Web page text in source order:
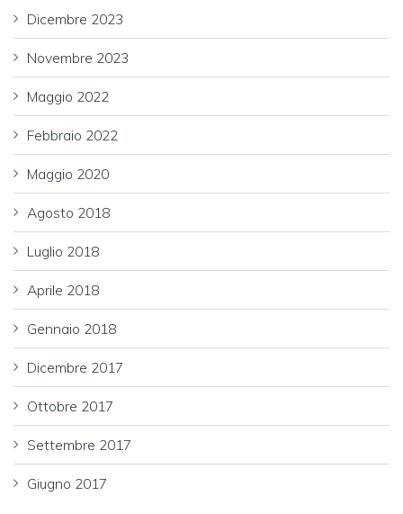
Dicembre 2023
Novembre 2023
Maggio 2022
Febbraio 2022
Maggio 2020
Agosto 2018
Luglio 2018
Aprile 2018
Gennaio 2018
Dicembre 2017
Ottobre 2017
Settembre 2017
Giugno 2017